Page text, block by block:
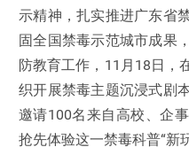
示精神，扎实推进广东省
固全国禁毒示范城市成果
防教育工作，11月18日，
织开展禁毒主题沉浸式剧
邀请100名来自高校、企
抢先体验这一禁毒科普“新玩